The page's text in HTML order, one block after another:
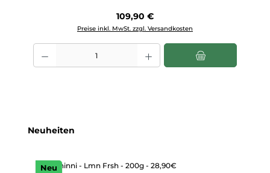
Regulärer Preis:
109,90 €
Preise inkl. MwSt. zzgl. Versandkosten
Produkt Anzahl: Gib den gewünschten Wert ein oder benutze die
Produktgalerie überspringen
Neuheiten
Neu